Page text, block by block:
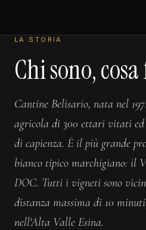
LA STORIA
Chi sono,
Cantine Belisario, nata nel
agricola di 300 ettari vitati
di capienza. È il più grande
bianco tipico marchigiano: il
DOC. Tutti i vigneti sono
distanza massima di 10
nell'Alta Valle Esina.